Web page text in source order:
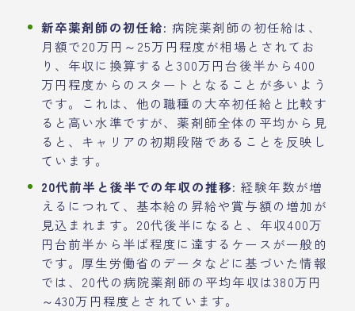
新卒薬剤師の初任給: 病院薬剤師の初任給は、
月額で20万円～25万円程度が相場とされてお
り、年収に換算すると300万円台後半から400
万円程度からのスタートとなることが多いよう
です。これは、他の職種の大卒初任給と比較す
ると高い水準ですが、薬剤師全体の平均から見
ると、キャリアの初期段階であることを反映し
ています。
20代前半と後半での年収の推移: 経験年数が増
えるにつれて、基本給の昇給や賞与額の増加が
見込まれます。20代後半になると、年収400万
円台前半から半ば程度に達するケースが一般的
です。厚生労働省のデータなどに基づいた情報
では、20代の病院薬剤師の平均年収は380万円
～430万円程度とされています。